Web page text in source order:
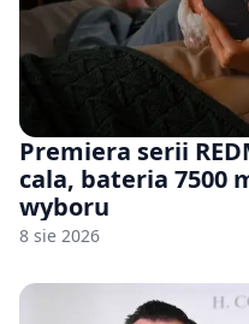
Premiera serii
cala, bateria 7500
wyboru
8 sie 2026